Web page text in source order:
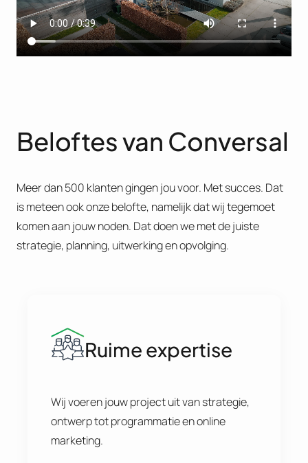
Beloftes van Conversal
Meer dan 500 klanten gingen jou voor. Met succes. Dat
is meteen ook onze belofte, namelijk dat wij tegemoet
komen aan jouw noden. Dat doen we met de juiste
strategie, planning, uitwerking en opvolging.
Ruime expertise
Wij voeren jouw project uit van strategie,
ontwerp tot programmatie en online
marketing.